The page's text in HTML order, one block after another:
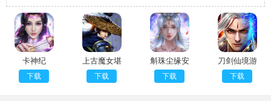
卡神纪
下载
上古魔女堪
需折
下载
斛珠尘缘安
卓2024最
新版免费
下载
刀剑仙境游
戏
下载